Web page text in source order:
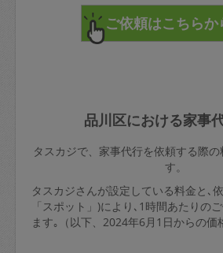
品川区における家事
タスカジで、家事代行を依頼する際の
す。
タスカジさんが設定している料金と､
「スポット」)により､1時間あたりの
ます｡（以下、2024年6月1日からの価